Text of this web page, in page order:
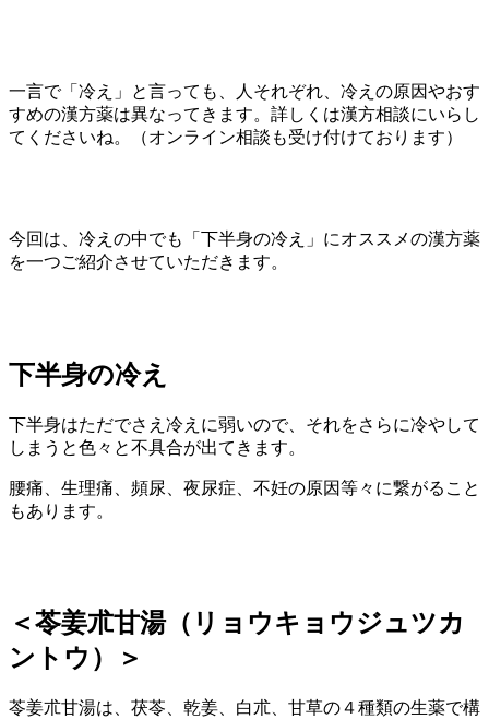
一言で「冷え」と言っても、人それぞれ、冷えの原因やおす
すめの漢方薬は異なってきます。詳しくは漢方相談にいらし
てくださいね。（オンライン相談も受け付けております）
今回は、冷えの中でも「下半身の冷え」にオススメの漢方薬
を一つご紹介させていただきます。
下半身の冷え
下半身はただでさえ冷えに弱いので、それをさらに冷やして
しまうと色々と不具合が出てきます。
腰痛、生理痛、頻尿、夜尿症、不妊の原因等々に繋がること
もあります。
＜苓姜朮甘湯（リョウキョウジュツカ
ントウ）＞
苓姜朮甘湯は、茯苓、乾姜、白朮、甘草の４種類の生薬で構